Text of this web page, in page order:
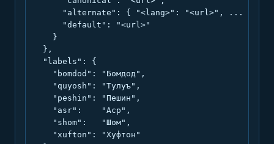
      "alternate": { "<lang>": "<url>", ... },
      "default": "<url>"
    }
  },
  "labels": {
    "bomdod": "Бомдод",
    "quyosh": "Тулуъ",
    "peshin": "Пешин",
    "asr":    "Аср",
    "shom":   "Шом",
    "xufton": "Хуфтон"